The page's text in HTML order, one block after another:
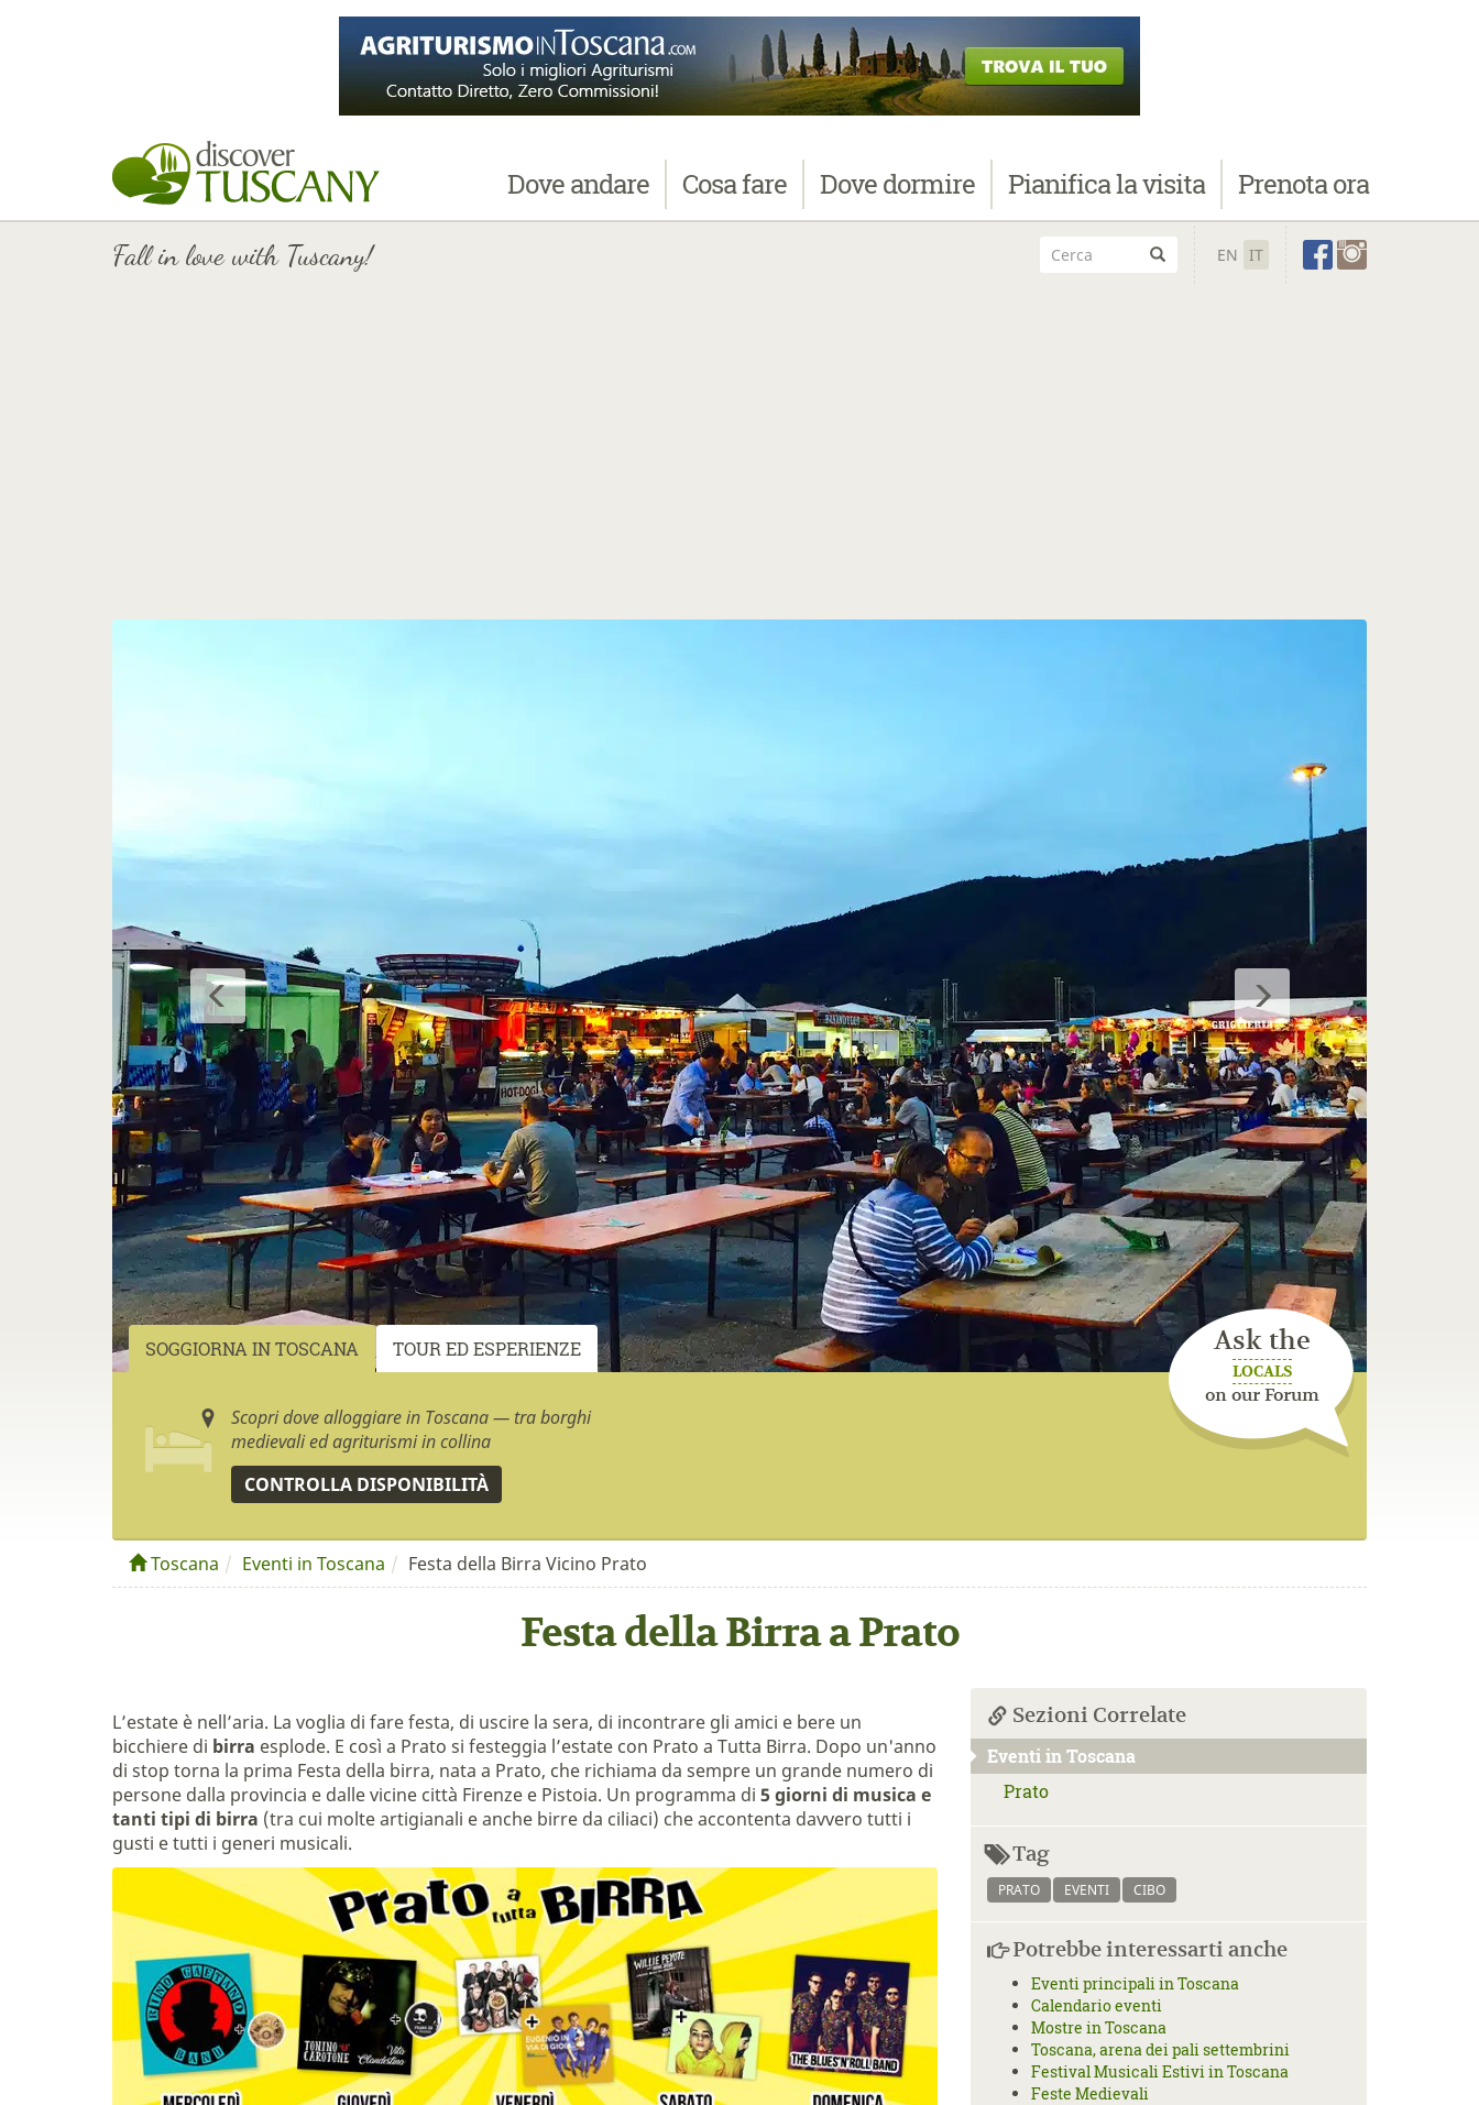
Doveandare Cosafare Dovedormire Pianificala visita Prenotaora
Fall in love with Tuscany! EN IT
Ask the
LOCALS
on our Forum
SOGGIORNA IN TOSCANA TOUR ED ESPERIENZE
Scopri dove alloggiare in Toscana — tra borghi
medievali ed agriturismi in collina
CONTROLLA DISPONIBILITÀ
Toscana Eventi in Toscana Festa della Birra Vicino Prato
Festa della Birra a Prato
L’estate è nell’aria. La voglia di fare festa, di uscire la sera, di incontrare gli amici e bere un
bicchiere di birra esplode. E così a Prato si festeggia l’estate con Prato a Tutta Birra. Dopo un'anno
di stop torna la prima Festa della birra, nata a Prato, che richiama da sempre un grande numero di
persone dalla provincia e dalle vicine città Firenze e Pistoia. Un programma di 5 giorni di musica e
tanti tipi di birra (tra cui molte artigianali e anche birre da ciliaci) che accontenta davvero tutti i
gusti e tutti i generi musicali.
Sezioni Correlate
Eventi in Toscana
Prato
Tag
PRATO EVENTI CIBO
Potrebbe interessarti anche
Eventi principali in Toscana
Calendario eventi
Mostre in Toscana
Toscana, arena dei pali settembrini
Festival Musicali Estivi in Toscana
Feste Medievali